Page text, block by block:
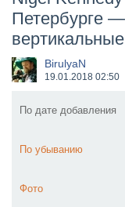
​Anthrax
Петербурге
вертикальные
BirulyaN
19.01.2018 02:50
По дате добавления
По убыванию
Фото